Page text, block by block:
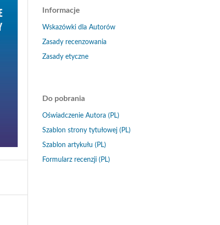
Informacje
Wskazówki dla Autorów
Zasady recenzowania
Zasady etyczne
Do pobrania
Oświadczenie Autora (PL)
Szablon strony tytułowej (PL)
Szablon artykułu (PL)
Formularz recenzji (PL)